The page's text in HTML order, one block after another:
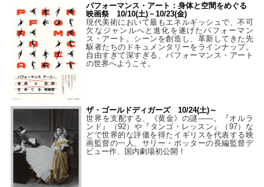
パフォーマンス・アート：身体と空間をめぐる
映画祭 10/10(土)－10/23(金)
現代美術において最もエネルギッシュで、不可
欠なジャンルへと進化を遂げたパフォーマン
ス・アート。シーンを創造し、革新してきた先
駆者たちのドキュメンタリーをラインナップ。
自由すぎて深すぎる、パフォーマンス・アート
の世界へようこそ。
ザ・ゴールドディガーズ 10/24(土)～
世界を支配する、《黄金》の謎――。『オルラ
ンド』（92）や『タンゴ・レッスン』（97）な
どで世界的な評価を得たイギリスを代表する映
画監督の一人、サリー・ポッターの長編監督デ
ビュー作、国内劇場初公開！